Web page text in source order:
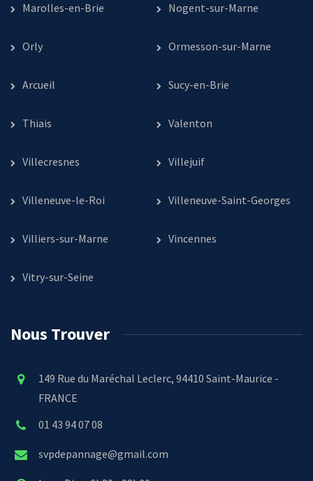
Marolles-en-Brie Nogent-sur-Marne
Orly Ormesson-sur-Marne
Arcueil Sucy-en-Brie
Thiais Valenton
Villecresnes Villejuif
Villeneuve-le-Roi Villeneuve-Saint-Georges
Villiers-sur-Marne Vincennes
Vitry-sur-Seine
Nous Trouver
149 Rue du Maréchal Leclerc, 94410 Saint-Maurice -
FRANCE
01 43 94 07 08
svpdepannage@gmail.com